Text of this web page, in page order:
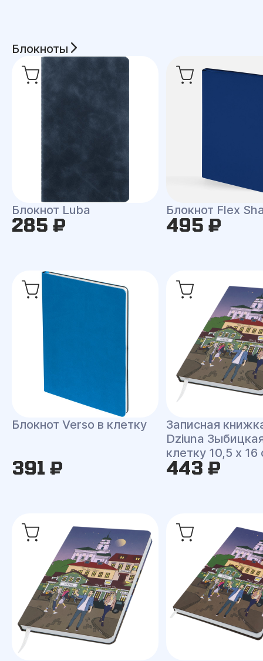
Блокноты
Блокнот Luba
285 ₽
Блокнот Flex
495 ₽
Блокнот Verso в клетку
391 ₽
Записная
Dziuna
клетку 10,5 x 16
443 ₽